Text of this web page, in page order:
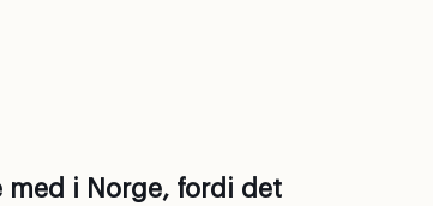
med i Norge, fordi det